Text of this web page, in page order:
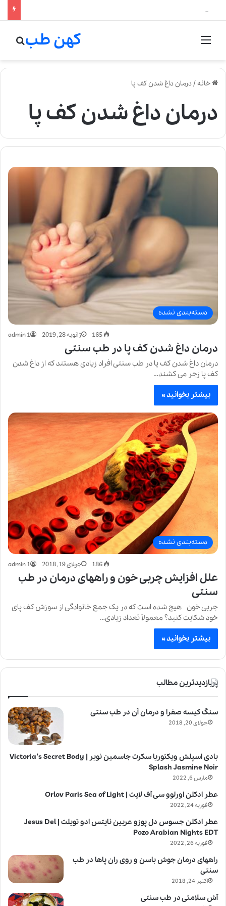
منو کهن طب
خانه/درمان داغ شدن کف پا
درمان داغ شدن کف پا
دسته‌بندی نشده
admin 1 ژانویه 28, 2019
درمان داغ شدن کف پا در طب سنتی
درمان داغ شدن کف پا در طب سنتی افراد زیادی هستند که از داغ شدن
کف پا زجر می کشند…
بیشتر بخوانید »
دسته‌بندی نشده
admin 1 جولای 19, 2018
علل افزایش چربی خون و راههای درمان در طب
سنتی
چربی خون هیچ شده است که در یک جمع خانوادگی از سوزش کف پای
خود شکایت کنید؟ معمولاً تعداد زیادی…
بیشتر بخوانید »
پربازدیدترین مطالب
سنگ کیسه صفرا و درمان آن در طب سنتی
جولای 20, 2018
بادی اسپلش ویکتوریا سکرت جاسمین نویر | Victoria’s Secret Body
Splash Jasmine Noir
مارس 6, 2022
عطر ادکلن اورلوو سی آف لایت | Orlov Paris Sea of Light
فوریه 24, 2022
عطر ادکلن جسوس دل پوزو عربین نایتس ادو تویلت | Jesus Del
Pozo Arabian Nights EDT
فوریه 26, 2022
راههای درمان جوش باسن و روی ران پاها در طب
سنتی
اکتبر 24, 2018
آش سلامتی در طب سنتی